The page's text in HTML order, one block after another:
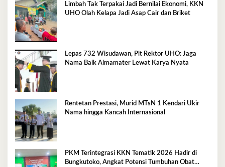
Limbah Tak Terpakai Jadi Bernilai Ekonomi, KKN
UHO Olah Kelapa Jadi Asap Cair dan Briket
Lepas 732 Wisudawan, Plt Rektor UHO: Jaga
Nama Baik Almamater Lewat Karya Nyata
Rentetan Prestasi, Murid MTsN 1 Kendari Ukir
Nama hingga Kancah Internasional
PKM Terintegrasi KKN Tematik 2026 Hadir di
Bungkutoko, Angkat Potensi Tumbuhan Obat